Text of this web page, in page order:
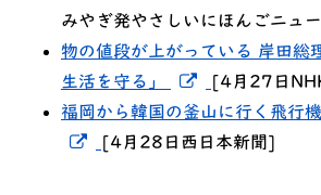
みやぎ発やさしいにほんごニュ
物の値段が上がっている 岸田総
生活を守る」
新しいウィン
[4月27日
福岡から韓国の釜山に行く飛行
新しいウィンドウでリンクを
[4月28日西日本新聞]